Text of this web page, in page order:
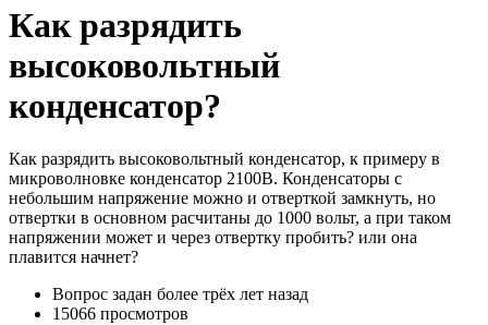
Как разрядить
высоковольтный
конденсатор?
Как разрядить высоковольтный конденсатор, к примеру в
микроволновке конденсатор 2100В. Конденсаторы с
небольшим напряжение можно и отверткой замкнуть, но
отвертки в основном расчитаны до 1000 вольт, а при таком
напряжении может и через отвертку пробить? или она
плавится начнет?
Вопрос задан более трёх лет назад
15066 просмотров